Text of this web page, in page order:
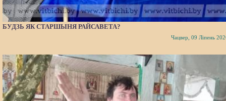
БУДЗЬ ЯК СТАРШЫНЯ РАЙСАВЕТА?
Чацвер, 09 Ліпень